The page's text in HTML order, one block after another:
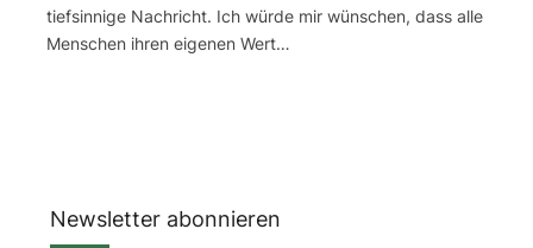
tiefsinnige Nachricht. Ich würde mir wünschen, dass alle
Menschen ihren eigenen Wert…
Newsletter abonnieren